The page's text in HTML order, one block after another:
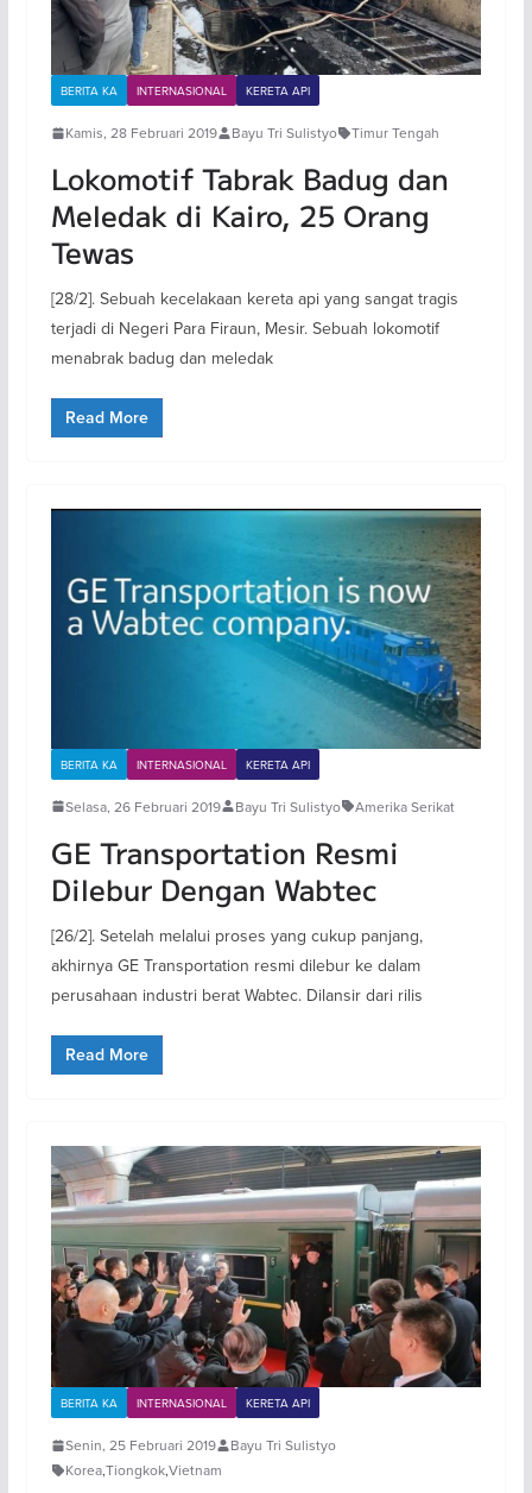
BERITA KA INTERNASIONAL KERETA API
Kamis, 28 Februari 2019 Bayu Tri Sulistyo Timur Tengah
Lokomotif Tabrak Badug dan
Meledak di Kairo, 25 Orang
Tewas
[28/2]. Sebuah kecelakaan kereta api yang sangat tragis
terjadi di Negeri Para Firaun, Mesir. Sebuah lokomotif
menabrak badug dan meledak
Read More
BERITA KA INTERNASIONAL KERETA API
Selasa, 26 Februari 2019 Bayu Tri Sulistyo Amerika Serikat
GE Transportation Resmi
Dilebur Dengan Wabtec
[26/2]. Setelah melalui proses yang cukup panjang,
akhirnya GE Transportation resmi dilebur ke dalam
perusahaan industri berat Wabtec. Dilansir dari rilis
Read More
BERITA KA INTERNASIONAL KERETA API
Senin, 25 Februari 2019
Bayu Tri Sulistyo
Korea,Tiongkok,Vietnam